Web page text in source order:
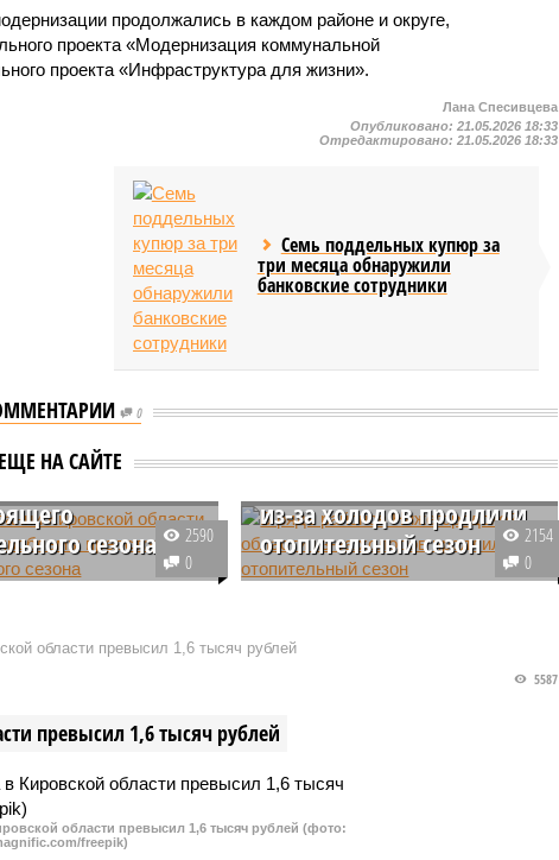
продолжались в каждом районе и округе,
проекта «Модернизация коммунальной
проекта «Инфраструктура для жизни».
Лана Спесивцева
Опубликовано:21.05.2026 18:33
Отредактировано:21.05.2026 18:33
Семь поддельных купюр за
три месяца обнаружили
банковские сотрудники
0
ЕЩЕ НА САЙТЕ
области
проблемы
сезона
в Заксобрании
отоплением многих
отопительного
энергетики и
Климентовского.
2590
0
В ряде районов
из-за холодов продлили
отопительный сезон
В связи с резким похолоданием
региональным и городским
властям с просьбами включить
нескольких районах
отопительный сезон уже
2154
0
области превысил 1,6 тысяч рублей
превысил 1,6 тысяч рублей
5587
области превысил 1,6 тысяч рублей (фото:
freepik)